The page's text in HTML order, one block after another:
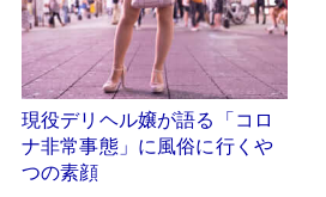
現役デリヘル嬢が語る「コロ
ナ非常事態」に風俗に行くや
つの素顔